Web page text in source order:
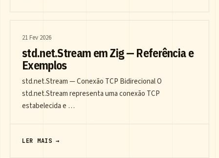
21 Fev 2026
std.net.Stream em Zig — Referência e
Exemplos
std.net.Stream — Conexão TCP Bidirecional O
std.net.Stream representa uma conexão TCP
estabelecida e …
LER MAIS →